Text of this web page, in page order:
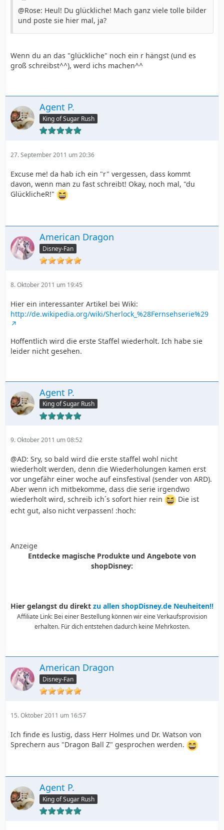
@Rose: Heul! Du glückliche! Mach ganz viele tolle bilder
und poste sie hier mal, ja?
Wenn du an das "glückliche" noch ein r hängst (und es
groß schreibst^^), werd ichs machen^^
Agent P.
King of Sugar Rush
27. September 2011 um 20:36
Excuse me! da hab ich ein "r" vergessen, dass kommt
davon, wenn man zu fast schreibt! Okay, noch mal, "du
GlücklicheR!"
American Dragon
Disney-Fan
8. Oktober 2011 um 19:45
Hier ein interessanter Artikel bei Wiki:
http://de.wikipedia.org/wiki/Sherlock_%28Fernsehserie%29
Hoffentlich wird die erste Staffel wiederholt. Ich habe sie
leider nicht gesehen.
Agent P.
King of Sugar Rush
9. Oktober 2011 um 08:52
@AD: Sry, so bald wird die erste staffel wohl nicht
wiederholt werden, denn die Wiederholungen kamen erst
vor ungefähr einer woche auf einsfestival (sender von ARD).
Aber wenn ich mitbekomme, dass die serie irgendwo
wiederholt wird, schreib ich´s sofort hier rein
Die ist
echt gut, also nicht verpassen! :hoch:
Anzeige
Entdecke magische Produkte und Angebote von
shopDisney:
Hier gelangst du direkt zu allen shopDisney.de Neuheiten!!
Affiliate Link: Bei einer Bestellung können wir eine Verkaufsprovision
erhalten. Für dich entstehen dadurch keine Mehrkosten.
American Dragon
Disney-Fan
15. Oktober 2011 um 16:57
Ich finde es lustig, dass Herr Holmes und Dr. Watson von
Sprechern aus "Dragon Ball Z" gesprochen werden.
Agent P.
King of Sugar Rush